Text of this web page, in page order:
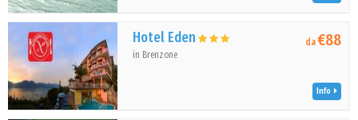
Hotel Eden
in Brenzone
da€88
Info